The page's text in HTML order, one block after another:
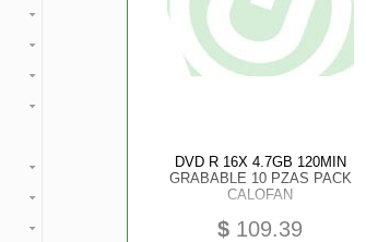
DVD R 16X 4.7GB 120MIN
GRABABLE 10 PZAS PACK
CALOFAN
$ 109.39